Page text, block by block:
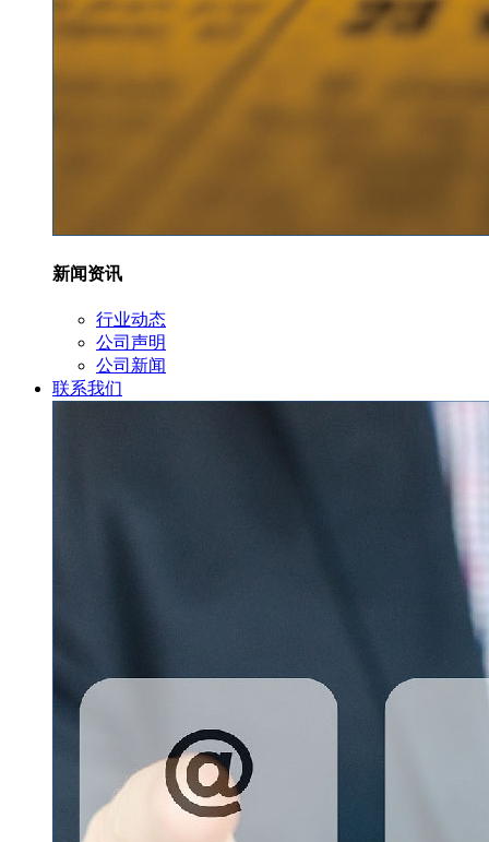
新闻资讯
行业动态
公司声明
公司新闻
联系我们